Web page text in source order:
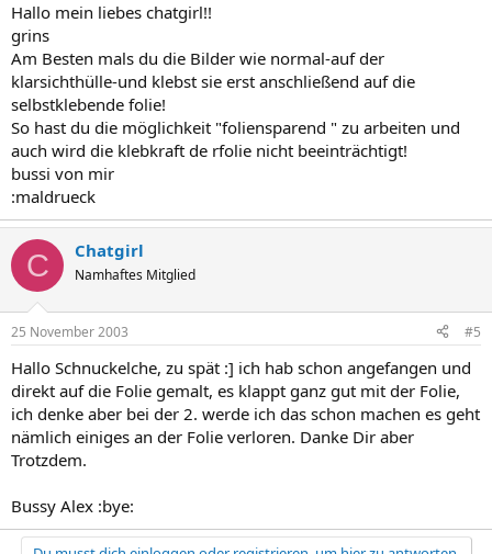
Hallo mein liebes chatgirl!!
grins
Am Besten mals du die Bilder wie normal-auf der
klarsichthülle-und klebst sie erst anschließend auf die
selbstklebende folie!
So hast du die möglichkeit "foliensparend " zu arbeiten und
auch wird die klebkraft de rfolie nicht beeinträchtigt!
bussi von mir
:maldrueck
C Chatgirl
Namhaftes Mitglied
25 November 2003 #5
Hallo Schnuckelche, zu spät :] ich hab schon angefangen und
direkt auf die Folie gemalt, es klappt ganz gut mit der Folie,
ich denke aber bei der 2. werde ich das schon machen es geht
nämlich einiges an der Folie verloren. Danke Dir aber
Trotzdem.
Bussy Alex :bye: